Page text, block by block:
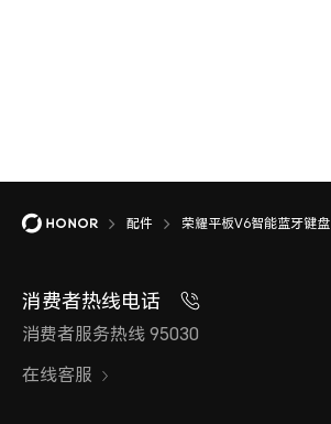
配件 荣耀平板V6智能蓝牙键盘
消费者热线电话
消费者服务热线 95030
在线客服